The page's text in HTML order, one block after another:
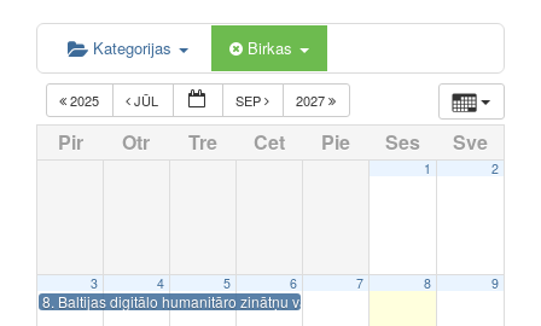
Kategorijas Birkas
2025 JŪL SEP 2027
Pir Otr Tre Cet Pie Ses Sve
1 2
3
8. Baltijas digitālo humanitāro zinātņu vasaras skola: kultūras datu
4 5 6 7 8 9